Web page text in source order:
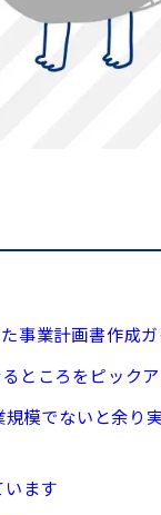
事業計画書作成ガ
ところをピック
模でないと余り
ます